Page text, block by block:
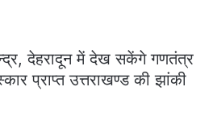
देहरादून में देख सकेंगे गणतंत्र
प्राप्त उत्तराखण्ड की झांकी